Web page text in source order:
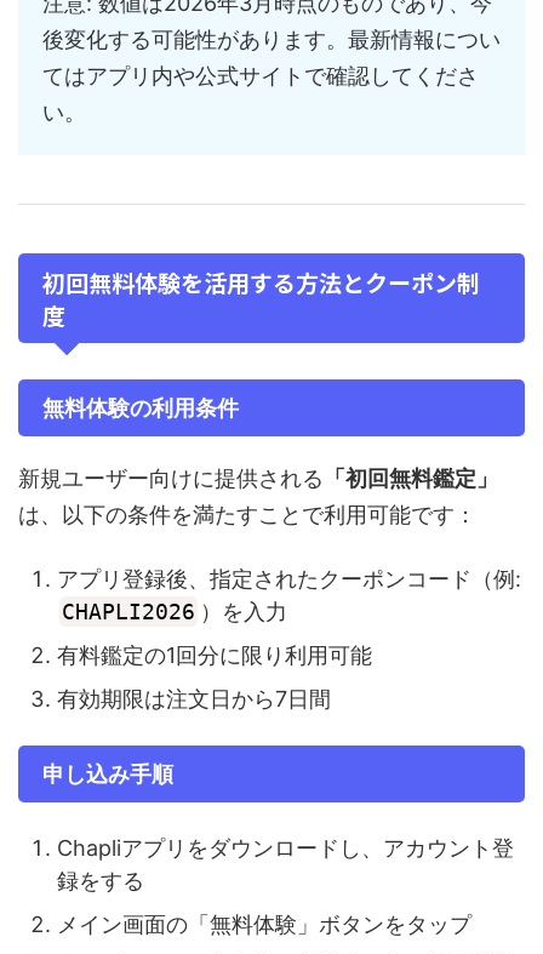
後変化する可能性があります。最新情報につい
てはアプリ内や公式サイトで確認してくださ
い。
初回無料体験を活用する方法とクーポン制
度
無料体験の利用条件
新規ユーザー向けに提供される 「初回無料鑑定」
は、以下の条件を満たすことで利用可能です：
アプリ登録後、指定されたクーポンコード（例:
CHAPLI2026 ）を入力
有料鑑定の1回分に限り利用可能
有効期限は注文日から7日間
申し込み手順
Chapliアプリをダウンロードし、アカウント登
録をする
メイン画面の「無料体験」ボタンをタップ